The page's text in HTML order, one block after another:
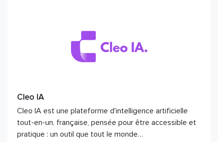
Cleo IA
Cleo IA est une plateforme d'intelligence artificielle
tout-en-un, française, pensée pour être accessible et
pratique : un outil que tout le monde…